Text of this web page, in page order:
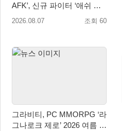
AFK’, 신규 파이터 ‘애쉬 크
림존’ 업데이트
2026.08.07 조회 60
그라비티, PC MMORPG ‘라
그나로크 제로’ 2026 여름 프